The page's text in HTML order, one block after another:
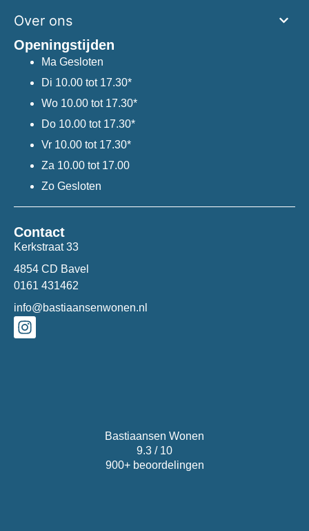
Over ons
Openingstijden
Ma Gesloten
Di 10.00 tot 17.30*
Wo 10.00 tot 17.30*
Do 10.00 tot 17.30*
Vr 10.00 tot 17.30*
Za 10.00 tot 17.00
Zo Gesloten
Contact
Kerkstraat 33
4854 CD Bavel
0161 431462
info@bastiaansenwonen.nl
Bastiaansen Wonen
9.3 / 10
900+ beoordelingen